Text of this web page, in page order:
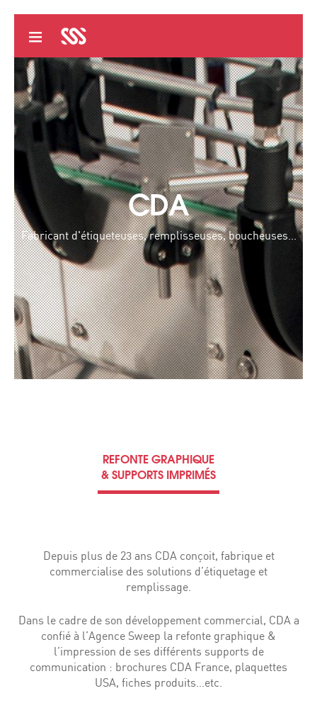
CDA
Fabricant d'étiqueteuses, remplisseuses, boucheuses...
REFONTE GRAPHIQUE
& SUPPORTS IMPRIMÉS
Depuis plus de 23 ans CDA conçoit, fabrique et
commercialise des solutions d’étiquetage et
remplissage.
Dans le cadre de son développement commercial, CDA a
confié à l’Agence Sweep la refonte graphique &
l’impression de ses différents supports de
communication : brochures CDA France, plaquettes
USA, fiches produits…etc.